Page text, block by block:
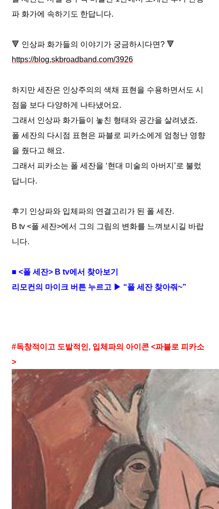
파 화가에 속하기도 한답니다.
🔻 인상파 화가들의 이야기가 궁금하시다면? 🔻
https://blog.skbroadband.com/3926
하지만 세잔은 인상주의의 색채 표현을 수용하면서도 시
점을 보다 다양하게 나타냈어요.
그래서 인상파 화가들이 놓친 형태와 공간을 살려냈죠.
폴 세잔의 다시점 표현은 파블로 피카소에게 엄청난 영향
을 줬다고 해요.
그래서 피카소는 폴 세잔을 ‘현대 미술의 아버지 ’로 불렀
답니다.
후기 인상파와 입체파의 연결고리가 된 폴 세잔.
B tv <폴 세잔>에서 그의 그림의 변화를 느껴보시길 바랍
니다.
■ <폴 세잔> B tv에서 찾아보기
리모컨의 마이크 버튼 누르고 ▶ “폴 세잔 찾아줘~”
#독창적이고 도발적인, 입체파의 아이콘 <파블로 피카소
>